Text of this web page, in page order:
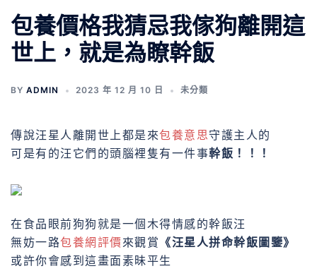
包養價格我猜忌我傢狗離開這
世上，就是為瞭幹飯
BY ADMIN 2023 年 12 月 10 日 未分類
傳說汪星人離開世上都是來包養意思守護主人的
可是有的汪 它們的頭腦裡隻有一件事幹飯！！！
在食品眼前狗狗就是一個木得情感的幹飯汪
無妨一路包養網評價來觀賞 《汪星人拼命幹飯圖鑒》
或許你會感到這畫面素昧平生